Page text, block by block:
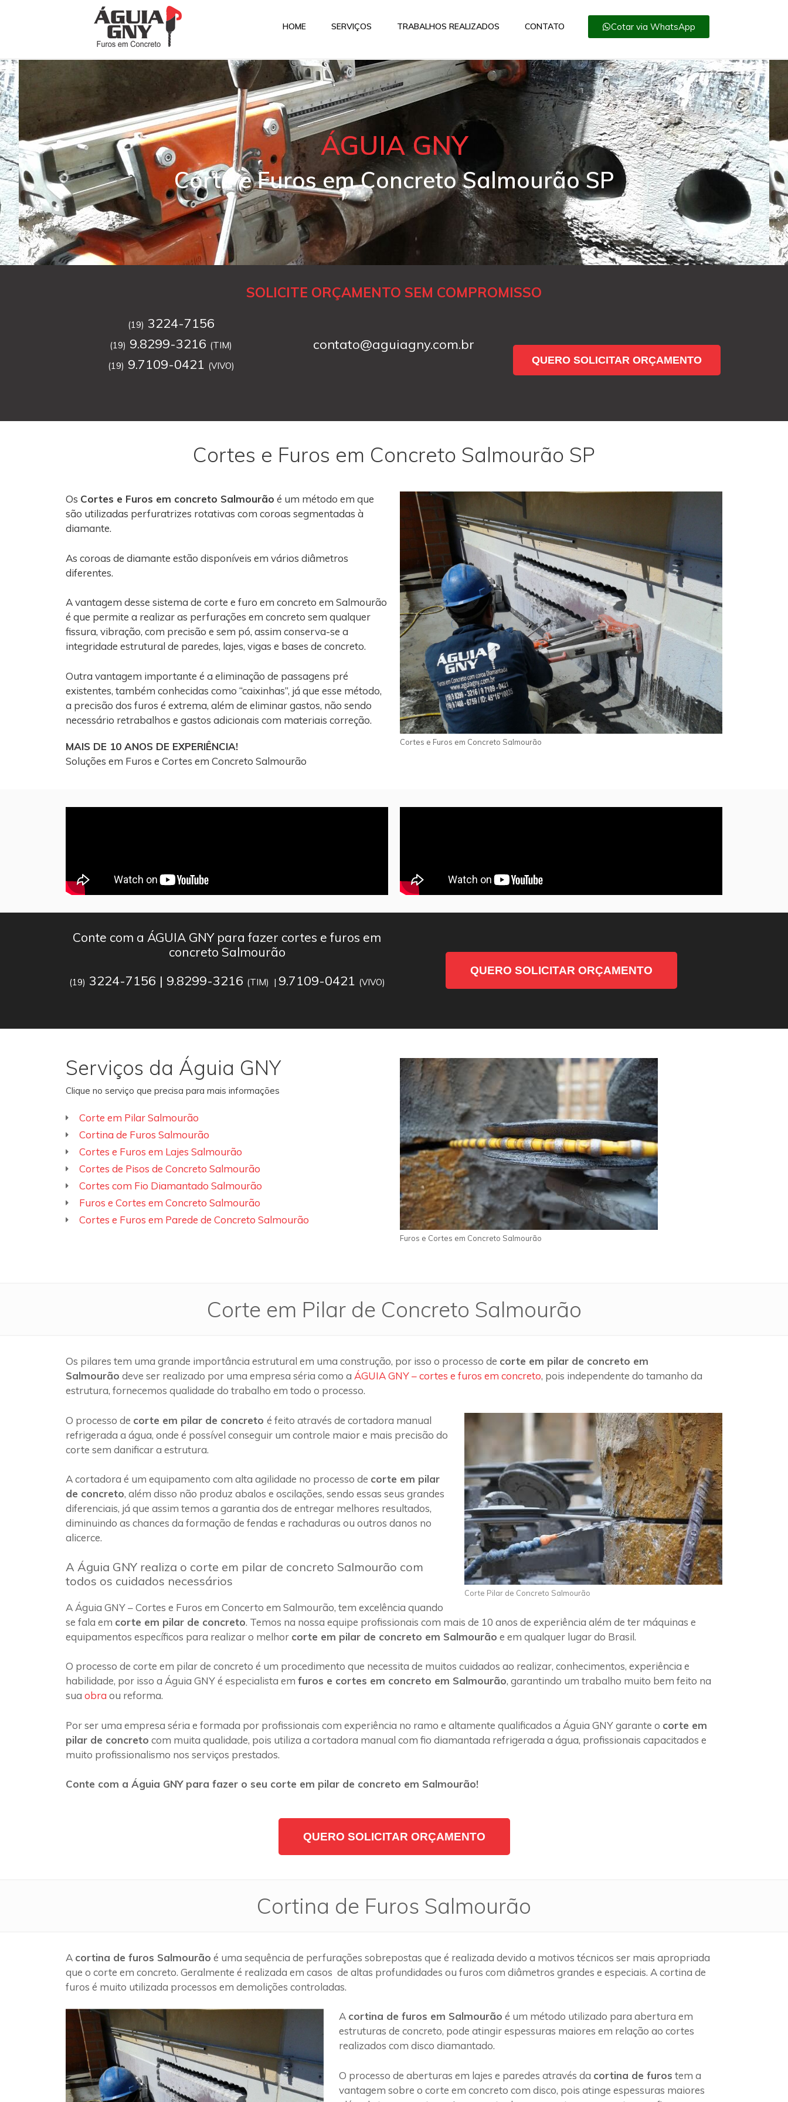
HOME SERVIÇOS TRABALHOS REALIZADOS CONTATO Cotar via WhatsApp
ÁGUIA GNY
Corte e Furos em Concreto Salmourão SP
SOLICITE ORÇAMENTO SEM COMPROMISSO
(19) 3224-7156
(19) 9.8299-3216 (TIM)
(19) 9.7109-0421 (VIVO)
contato@aguiagny.com.br
QUERO SOLICITAR ORÇAMENTO
Cortes e Furos em Concreto Salmourão SP
Os Cortes e Furos em concreto Salmourão é um método em que
são utilizadas perfuratrizes rotativas com coroas segmentadas à
diamante.
As coroas de diamante estão disponíveis em vários diâmetros
diferentes.
A vantagem desse sistema de corte e furo em concreto em Salmourão
é que permite a realizar as perfurações em concreto sem qualquer
fissura, vibração, com precisão e sem pó, assim conserva-se a
integridade estrutural de paredes, lajes, vigas e bases de concreto.
Outra vantagem importante é a eliminação de passagens pré
existentes, também conhecidas como “caixinhas”, já que esse método,
a precisão dos furos é extrema, além de eliminar gastos, não sendo
necessário retrabalhos e gastos adicionais com materiais correção.
MAIS DE 10 ANOS DE EXPERIÊNCIA!
Soluções em Furos e Cortes em Concreto Salmourão
Cortes e Furos em Concreto Salmourão
Conte com a ÁGUIA GNY para fazer cortes e furos em
concreto Salmourão
(19) 3224-7156 | 9.8299-3216 (TIM) | 9.7109-0421 (VIVO)
QUERO SOLICITAR ORÇAMENTO
Serviços da Águia GNY
Clique no serviço que precisa para mais informações
Corte em Pilar Salmourão
Cortina de Furos Salmourão
Cortes e Furos em Lajes Salmourão
Cortes de Pisos de Concreto Salmourão
Cortes com Fio Diamantado Salmourão
Furos e Cortes em Concreto Salmourão
Cortes e Furos em Parede de Concreto Salmourão
Furos e Cortes em Concreto Salmourão
Corte em Pilar de Concreto Salmourão
Os pilares tem uma grande importância estrutural em uma construção, por isso o processo de corte em pilar de concreto em
Salmourão deve ser realizado por uma empresa séria como a ÁGUIA GNY – cortes e furos em concreto, pois independente do tamanho da
estrutura, fornecemos qualidade do trabalho em todo o processo.
Corte Pilar de Concreto Salmourão
O processo de corte em pilar de concreto é feito através de cortadora manual
refrigerada a água, onde é possível conseguir um controle maior e mais precisão do
corte sem danificar a estrutura.
A cortadora é um equipamento com alta agilidade no processo de corte em pilar
de concreto, além disso não produz abalos e oscilações, sendo essas seus grandes
diferenciais, já que assim temos a garantia dos de entregar melhores resultados,
diminuindo as chances da formação de fendas e rachaduras ou outros danos no
alicerce.
A Águia GNY realiza o corte em pilar de concreto Salmourão com
todos os cuidados necessários
A Águia GNY – Cortes e Furos em Concerto em Salmourão, tem excelência quando
se fala em corte em pilar de concreto. Temos na nossa equipe profissionais com mais de 10 anos de experiência além de ter máquinas e
equipamentos específicos para realizar o melhor corte em pilar de concreto em Salmourão e em qualquer lugar do Brasil.
O processo de corte em pilar de concreto é um procedimento que necessita de muitos cuidados ao realizar, conhecimentos, experiência e
habilidade, por isso a Águia GNY é especialista em furos e cortes em concreto em Salmourão, garantindo um trabalho muito bem feito na
sua obra ou reforma.
Por ser uma empresa séria e formada por profissionais com experiência no ramo e altamente qualificados a Águia GNY garante o corte em
pilar de concreto com muita qualidade, pois utiliza a cortadora manual com fio diamantada refrigerada a água, profissionais capacitados e
muito profissionalismo nos serviços prestados.
Conte com a Águia GNY para fazer o seu corte em pilar de concreto em Salmourão!
QUERO SOLICITAR ORÇAMENTO
Cortina de Furos Salmourão
A cortina de furos Salmourão é uma sequência de perfurações sobrepostas que é realizada devido a motivos técnicos ser mais apropriada
que o corte em concreto. Geralmente é realizada em casos de altas profundidades ou furos com diâmetros grandes e especiais. A cortina de
furos é muito utilizada processos em demolições controladas.
A cortina de furos em Salmourão é um método utilizado para abertura em
estruturas de concreto, pode atingir espessuras maiores em relação ao cortes
realizados com disco diamantado.
O processo de aberturas em lajes e paredes através da cortina de furos tem a
vantagem sobre o corte em concreto com disco, pois atinge espessuras maiores